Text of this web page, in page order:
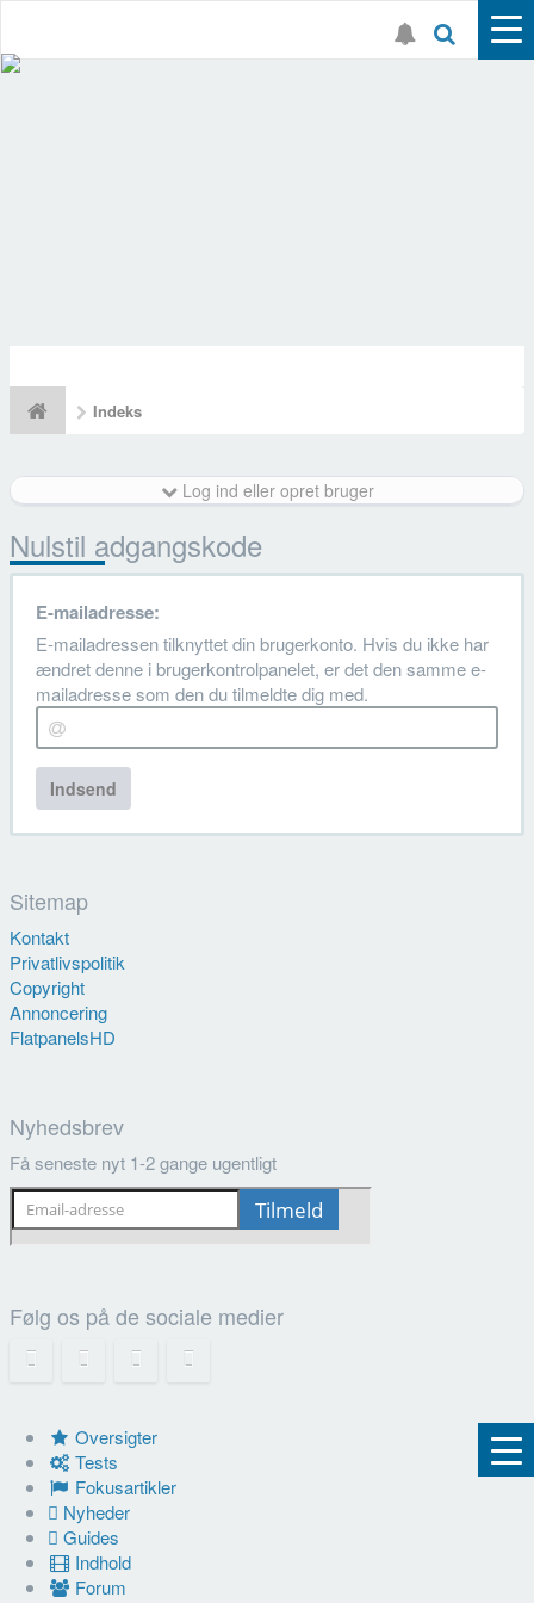
Indeks
Log ind eller opret bruger
Nulstil adgangskode
E-mailadresse:
E-mailadressen tilknyttet din brugerkonto. Hvis du ikke har
ændret denne i brugerkontrolpanelet, er det den samme e-
mailadresse som den du tilmeldte dig med.
Indsend
Sitemap
Kontakt
Privatlivspolitik
Copyright
Annoncering
FlatpanelsHD
Nyhedsbrev
Få seneste nyt 1-2 gange ugentligt
Følg os på de sociale medier
Oversigter
Tests
Fokusartikler
Nyheder
Guides
Indhold
Forum